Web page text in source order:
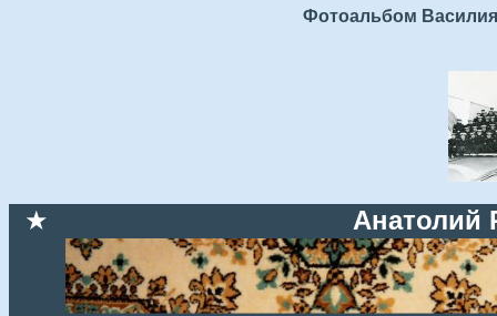
Фотоальбом
★ Анатолий